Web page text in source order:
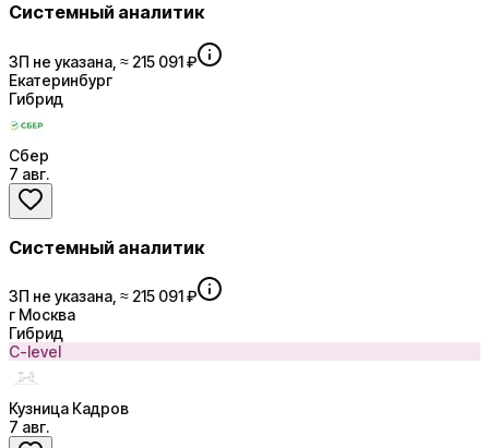
Системный аналитик
ЗП не указана, ≈ 215 091 ₽
Екатеринбург
Гибрид
Сбер
7 авг.
Системный аналитик
ЗП не указана, ≈ 215 091 ₽
г Москва
Гибрид
C-level
Кузница Кадров
7 авг.